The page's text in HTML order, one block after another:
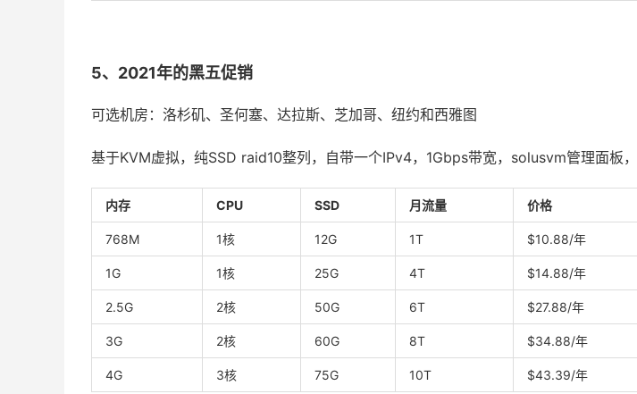
5、2021年的黑五促销
可选机房：洛杉矶、圣何塞、达拉斯、芝加哥、纽约和西雅图
基于KVM虚拟，纯SSD raid10整列，自带一个IPv4，1Gbps带宽，solusvm管理面板，
内存 CPU SSD 月流量 价格
768M 1核 12G 1T $10.88/年
1G 1核 25G 4T $14.88/年
2.5G 2核 50G 6T $27.88/年
3G 2核 60G 8T $34.88/年
4G 3核 75G 10T $43.39/年